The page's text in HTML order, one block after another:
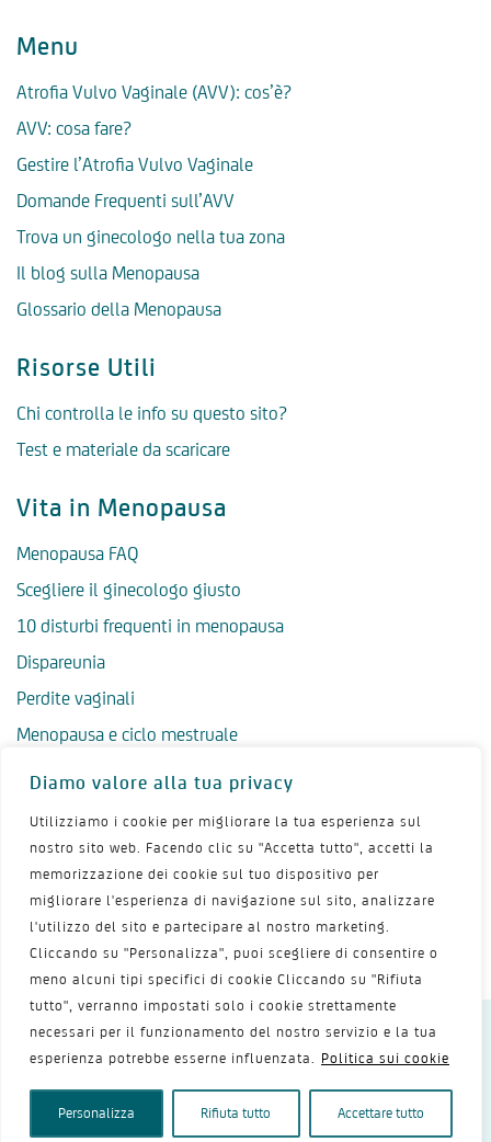
Diamo valore alla tua privacy
Utilizziamo i cookie per migliorare la tua esperienza sul
nostro sito web. Facendo clic su "Accetta tutto", accetti la
memorizzazione dei cookie sul tuo dispositivo per
migliorare l'esperienza di navigazione sul sito, analizzare
l'utilizzo del sito e partecipare al nostro marketing.
Cliccando su "Personalizza", puoi scegliere di consentire o
meno alcuni tipi specifici di cookie Cliccando su "Rifiuta
tutto", verranno impostati solo i cookie strettamente
necessari per il funzionamento del nostro servizio e la tua
esperienza potrebbe esserne influenzata. Politica sui cookie
Personalizza Rifiuta tutto Accettare tutto
Menu
Atrofia Vulvo Vaginale (AVV): cos’è?
AVV: cosa fare?
Gestire l’Atrofia Vulvo Vaginale
Domande Frequenti sull’AVV
Trova un ginecologo nella tua zona
Il blog sulla Menopausa
Glossario della Menopausa
Risorse Utili
Chi controlla le info su questo sito?
Test e materiale da scaricare
Vita in Menopausa
Menopausa FAQ
Scegliere il ginecologo giusto
10 disturbi frequenti in menopausa
Dispareunia
Perdite vaginali
Menopausa e ciclo mestruale
Salute psicologica in menopausa
Igiene intima in menopausa
Alimentazione e menopausa
Menopausa e sport
Dichiarazione sulla privacy
Termini d’uso
Politica dei cookie
Mappa del sito Contattaci
Copyright 2026 - Shionogi Srl